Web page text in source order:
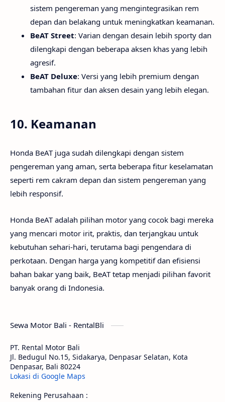
sistem pengereman yang mengintegrasikan rem
depan dan belakang untuk meningkatkan keamanan.
BeAT Street: Varian dengan desain lebih sporty dan
dilengkapi dengan beberapa aksen khas yang lebih
agresif.
BeAT Deluxe: Versi yang lebih premium dengan
tambahan fitur dan aksen desain yang lebih elegan.
10. Keamanan
Honda BeAT juga sudah dilengkapi dengan sistem
pengereman yang aman, serta beberapa fitur keselamatan
seperti rem cakram depan dan sistem pengereman yang
lebih responsif.
Honda BeAT adalah pilihan motor yang cocok bagi mereka
yang mencari motor irit, praktis, dan terjangkau untuk
kebutuhan sehari-hari, terutama bagi pengendara di
perkotaan. Dengan harga yang kompetitif dan efisiensi
bahan bakar yang baik, BeAT tetap menjadi pilihan favorit
banyak orang di Indonesia.
Sewa Motor Bali - RentalBli
PT. Rental Motor Bali
Jl. Bedugul No.15, Sidakarya, Denpasar Selatan, Kota
Denpasar, Bali 80224
Lokasi di Google Maps
Rekening Perusahaan :